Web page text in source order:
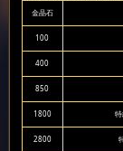
金晶石
100
400
850
1800
2800